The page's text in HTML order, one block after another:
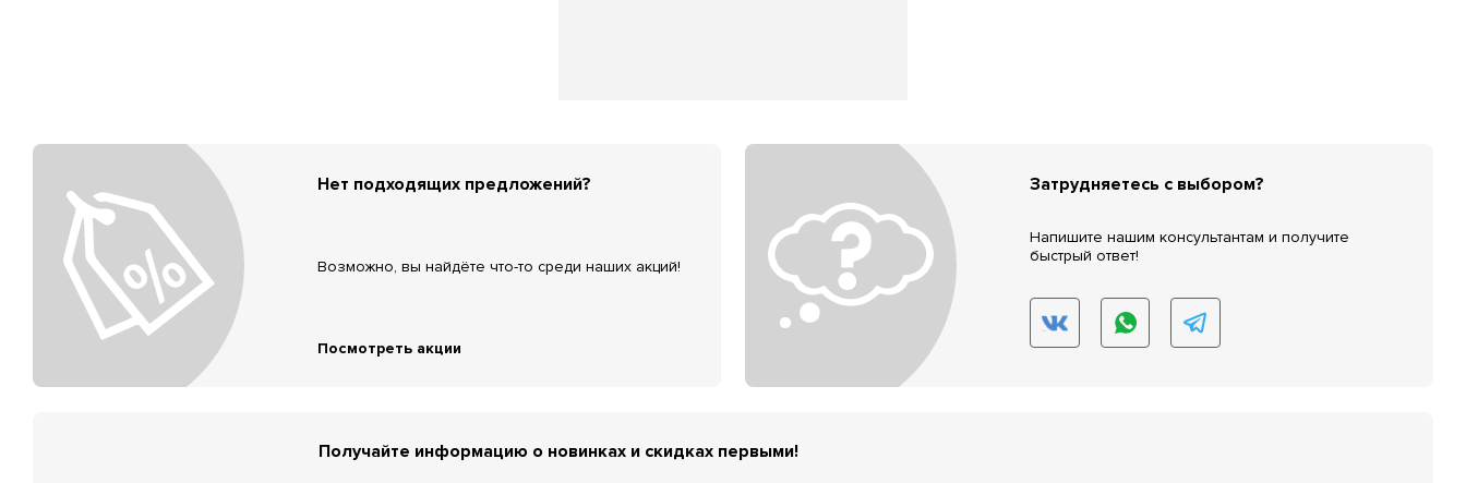
Нет подходящих предложений?
Возможно, вы найдёте что-то среди наших акций!
Посмотреть акции
Затрудняетесь с выбором?
Напишите нашим консультантам и получите
быстрый ответ!
Получайте информацию о новинках и скидках первыми!